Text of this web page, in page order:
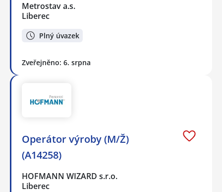
Metrostav a.s.
Liberec
Plný úvazek
Zveřejněno: 6. srpna
Operátor výroby (M/Ž)
(A14258)
HOFMANN WIZARD s.r.o.
Liberec